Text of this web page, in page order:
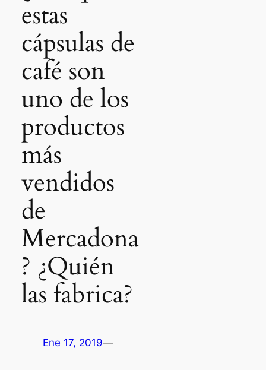
estas
cápsulas de
café son
uno de los
productos
más
vendidos
de
Mercadona
? ¿Quién
las fabrica?
Ene 17, 2019—